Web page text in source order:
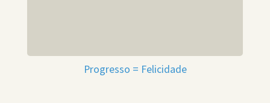
Progresso = Felicidade